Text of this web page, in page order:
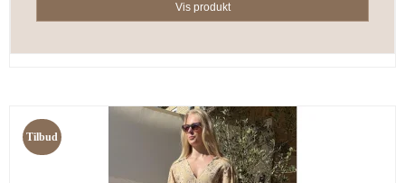
Vis produkt
Tilbud